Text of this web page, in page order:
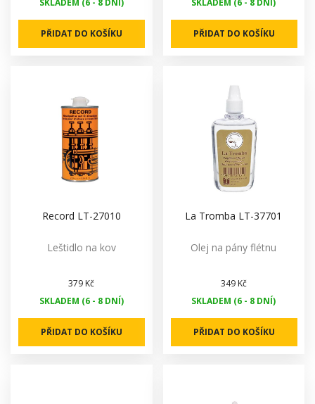
PŘIDAT DO KOŠÍKU PŘIDAT DO KOŠÍKU
Record LT-27010
Leštidlo na kov
379 Kč
SKLADEM (6 - 8 DNÍ)
PŘIDAT DO KOŠÍKU
La Tromba LT-37701
Olej na pány flétnu
349 Kč
SKLADEM (6 - 8 DNÍ)
PŘIDAT DO KOŠÍKU